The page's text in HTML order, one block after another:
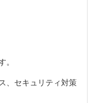
、セキュリティ対策